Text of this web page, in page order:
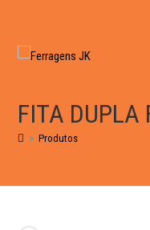
FITA DUPLA
> Produtos